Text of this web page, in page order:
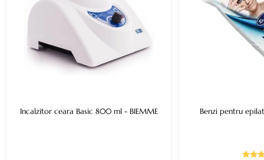
Incalzitor ceara Basic 800 ml - BIEMME Benzi pentru